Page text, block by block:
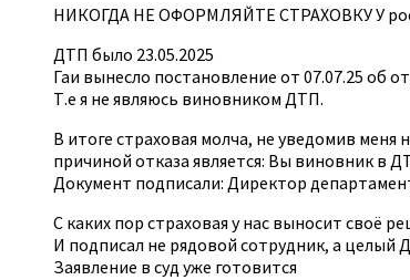
НИКОГДА НЕ ОФОРМЛЯЙТЕ СТРАХОВКУ У
ДТП было 23.05.2025
Гаи вынесло постановление от 07.07.25 об
Т.е я не являюсь виновником ДТП.
В итоге страховая молча, не уведомив
причиной отказа является: Вы виновник в
Документ подписали: Директор
С каких пор страховая у нас выносит своё
И подписал не рядовой сотрудник, а целый
Заявление в суд уже готовится